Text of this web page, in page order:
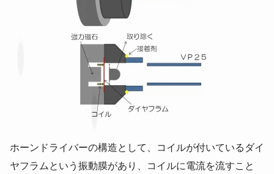
ホーンドライバーの構造として、コイルが付いているダイ
ヤフラムという振動膜があり、コイルに電流を流すこと